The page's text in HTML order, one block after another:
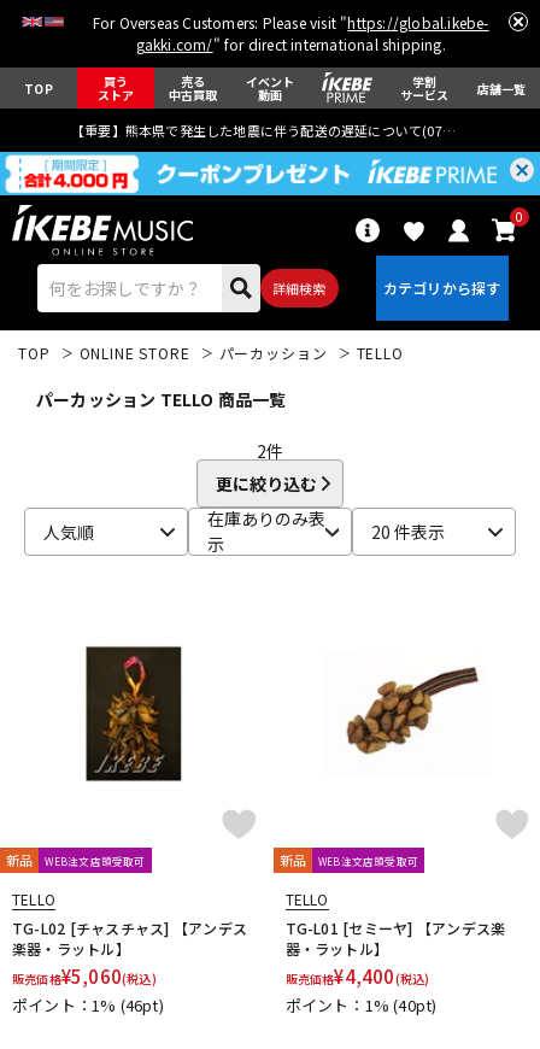
For Overseas Customers: Please visit "https://global.ikebe-
gakki.com/" for direct international shipping.
TOP 買う
ストア
売る
中古買取
イベント
動画
学割
サービス 店舗一覧
【重要】熊本県で発生した地震に伴う配送の遅延について(07月29日
詳細検索
0
ドラム
キーボード 電子ピアノ
アンプ エフェクター
DJ機器 DTM
TOP ONLINE STORE パーカッション TELLO
パーカッション TELLO 商品一覧
2件
更に絞り込む
人気順
在庫ありのみ表
示
20 件表示
新品 WEB注文店頭受取可
TELLO
TG-L02 [チャスチャス] 【アンデス
楽器・ラットル】
販売価格¥5,060(税込)
ポイント：1% (46pt)
新品 WEB注文店頭受取可
TELLO
TG-L01 [セミーヤ] 【アンデス楽
器・ラットル】
販売価格¥4,400(税込)
ポイント：1%(40pt)